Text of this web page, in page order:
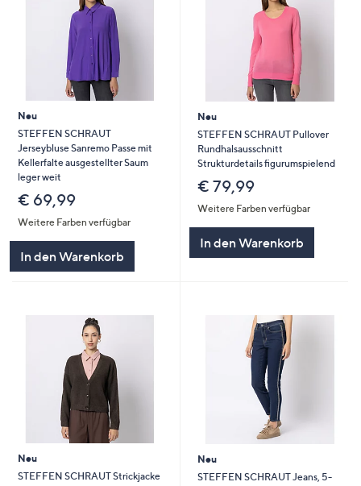
Neu
STEFFEN SCHRAUT
Jerseybluse Sanremo Passe mit
Kellerfalte ausgestellter Saum
leger weit
€ 69,99
Weitere Farben verfügbar
In den Warenkorb
Neu
STEFFEN SCHRAUT Pullover
Rundhalsausschnitt
Strukturdetails figurumspielend
€ 79,99
Weitere Farben verfügbar
In den Warenkorb
Neu
STEFFEN SCHRAUT Strickjacke
Neu
STEFFEN SCHRAUT Jeans, 5-